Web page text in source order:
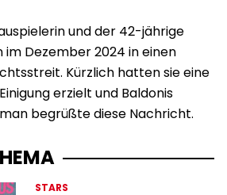
und der 42-jährige
Dezember 2024 in einen
Kürzlich hatten sie eine
erzielt und Baldonis
begrüßte diese Nachricht.
STARS